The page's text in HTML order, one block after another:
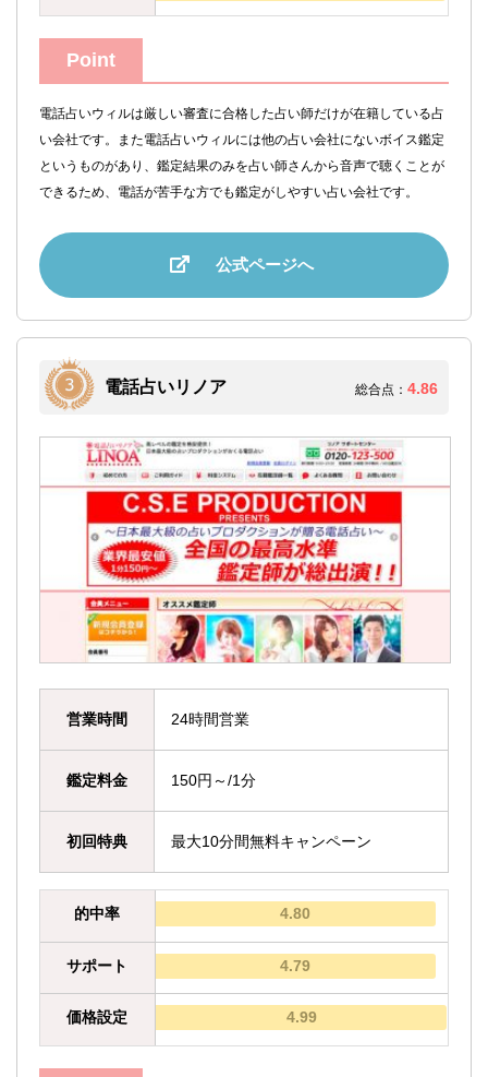
Point
電話占いウィルは厳しい審査に合格した占い師だけが在籍している占
い会社です。また電話占いウィルには他の占い会社にないボイス鑑定
というものがあり、鑑定結果のみを占い師さんから音声で聴くことが
できるため、電話が苦手な方でも鑑定がしやすい占い会社です。
公式ページへ
電話占いリノア 総合点： 4.86
営業時間 24時間営業
鑑定料金 150円～/1分
初回特典 最大10分間無料キャンペーン
的中率 4.80
サポート 4.79
価格設定 4.99